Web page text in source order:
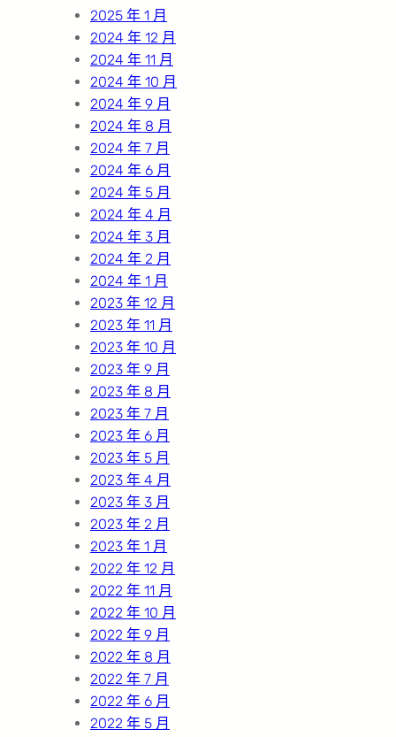
2025 年 1 月
2024 年 12 月
2024 年 11 月
2024 年 10 月
2024 年 9 月
2024 年 8 月
2024 年 7 月
2024 年 6 月
2024 年 5 月
2024 年 4 月
2024 年 3 月
2024 年 2 月
2024 年 1 月
2023 年 12 月
2023 年 11 月
2023 年 10 月
2023 年 9 月
2023 年 8 月
2023 年 7 月
2023 年 6 月
2023 年 5 月
2023 年 4 月
2023 年 3 月
2023 年 2 月
2023 年 1 月
2022 年 12 月
2022 年 11 月
2022 年 10 月
2022 年 9 月
2022 年 8 月
2022 年 7 月
2022 年 6 月
2022 年 5 月